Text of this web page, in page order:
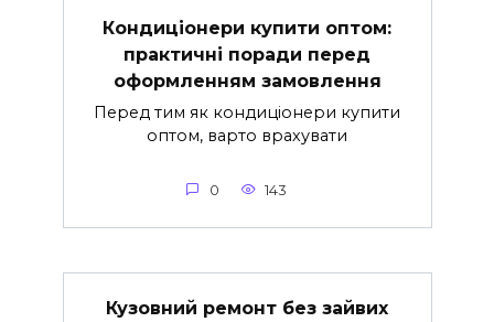
Кондиціонери купити оптом:
практичні поради перед
оформленням замовлення
Перед тим як кондиціонери купити
оптом, варто врахувати
0 143
Кузовний ремонт без зайвих